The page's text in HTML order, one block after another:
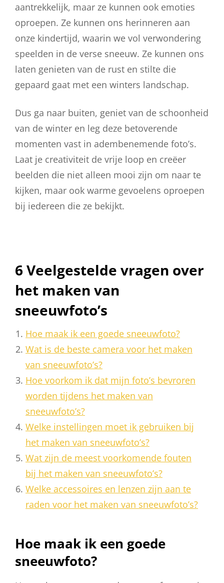
aantrekkelijk, maar ze kunnen ook emoties
oproepen. Ze kunnen ons herinneren aan
onze kindertijd, waarin we vol verwondering
speelden in de verse sneeuw. Ze kunnen ons
laten genieten van de rust en stilte die
gepaard gaat met een winters landschap.
Dus ga naar buiten, geniet van de schoonheid
van de winter en leg deze betoverende
momenten vast in adembenemende foto’s.
Laat je creativiteit de vrije loop en creëer
beelden die niet alleen mooi zijn om naar te
kijken, maar ook warme gevoelens oproepen
bij iedereen die ze bekijkt.
6 Veelgestelde vragen over
het maken van
sneeuwfoto’s
Hoe maak ik een goede sneeuwfoto?
Wat is de beste camera voor het maken
van sneeuwfoto’s?
Hoe voorkom ik dat mijn foto’s bevroren
worden tijdens het maken van
sneeuwfoto’s?
Welke instellingen moet ik gebruiken bij
het maken van sneeuwfoto’s?
Wat zijn de meest voorkomende fouten
bij het maken van sneeuwfoto’s?
Welke accessoires en lenzen zijn aan te
raden voor het maken van sneeuwfoto’s?
Hoe maak ik een goede
sneeuwfoto?